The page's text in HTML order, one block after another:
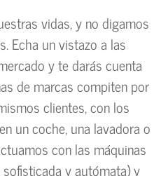
vidas, y no digamos
Echa un vistazo a las
y te darás cuenta
de marcas compiten por
clientes, con los
un coche, una lavadora o
con las máquinas
y autómata) y